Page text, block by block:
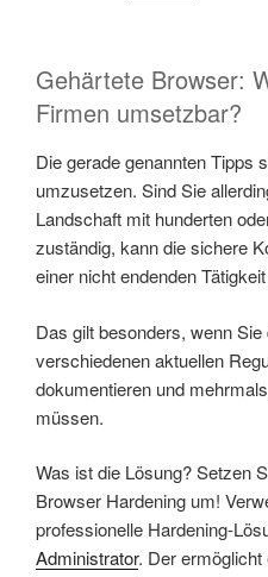
Gehärtete Browser:
Firmen umsetzbar?
Die gerade genannten Tipps
umzusetzen. Sind Sie
Landschaft mit hunderten
zuständig, kann die sichere
einer nicht endenden
Das gilt besonders, wenn
verschiedenen aktuellen
dokumentieren und
müssen.
Was ist die Lösung? Setzen
Browser Hardening um!
professionelle Hardening-
Administrator. Der